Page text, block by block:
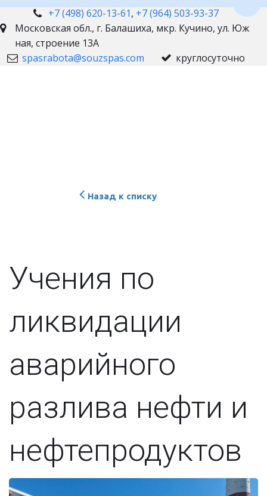
+7 (498) 620-13-61, +7 (964) 503-93-37
Московская обл., г. Балашиха, мкр. Кучино, ул. Юж
ная, строение 13А
spasrabota@souzspas.com
круглосуточно
Назад к списку
Учения по
ликвидации
аварийного
разлива нефти и
нефтепродуктов